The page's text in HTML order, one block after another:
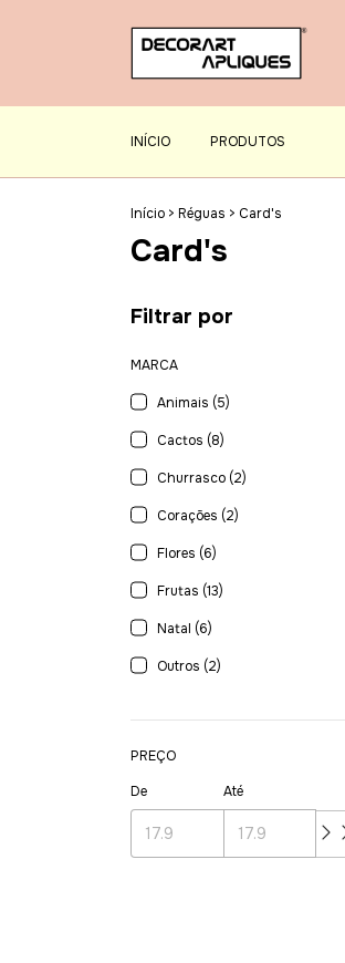
INÍCIO PRODUTOS
Início > Réguas > Card's
Card's
Filtrar por
MARCA
Animais (5)
Cactos (8)
Churrasco (2)
Corações (2)
Flores (6)
Frutas (13)
Natal (6)
Outros (2)
PREÇO
De
Até